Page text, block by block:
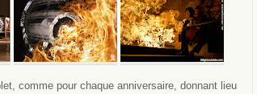
comme pour chaque anniversaire, donnant lieu